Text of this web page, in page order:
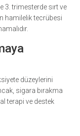
3. trimesterde sırt ve
hamilelik tecrübesi
düzeylerini
sigara bırakma
terapi ve destek